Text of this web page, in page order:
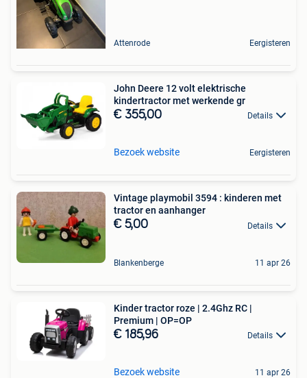
Attenrode Eergisteren
John Deere 12 volt elektrische
kindertractor met werkende gr
€ 355,00 Details
Bezoek website Eergisteren
Vintage playmobil 3594 : kinderen met
tractor en aanhanger
€ 5,00 Details
Blankenberge 11 apr 26
Kinder tractor roze | 2.4Ghz RC |
Premium | OP=OP
€ 185,96 Details
Bezoek website 11 apr 26